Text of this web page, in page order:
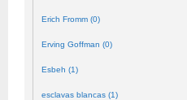
Erich Fromm (0)
Erving Goffman (0)
Esbeh (1)
esclavas blancas (1)